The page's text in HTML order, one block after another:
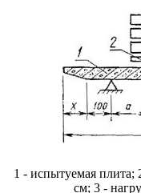
1 - испытуемая плита;
см; 3 -